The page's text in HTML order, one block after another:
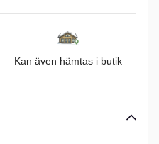
Kan även hämtas i butik